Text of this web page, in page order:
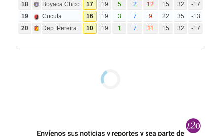
18 Boyaca Chico 17 19 5 2 12 15 32
-17
19
Cucuta 16 19 3 7 9 22 35
-13
20
Dep. Pereira 10 19 1 7 11 15 32 -17